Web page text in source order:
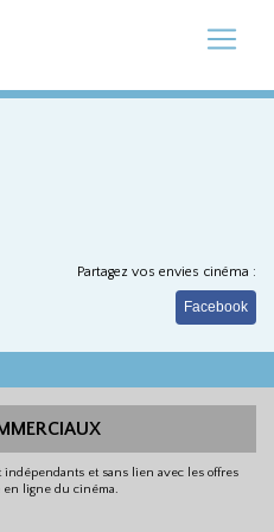
Partagez vos envies cinéma :
Facebook
et sans lien avec les offres
en ligne du cinéma.